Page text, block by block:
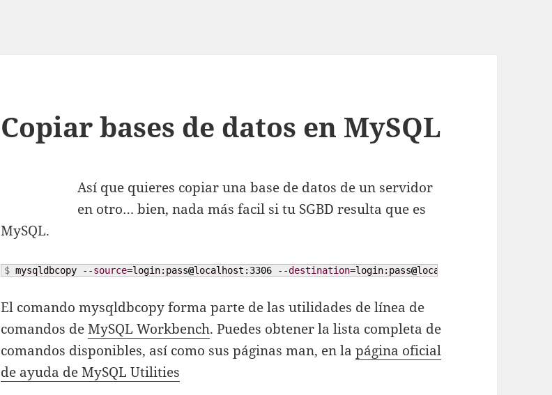
Copiar bases de datos en MySQL
Así que quieres copiar una base de datos de un servidor
en otro… bien, nada más facil si tu SGBD resulta que es
MySQL.
$ mysqldbcopy --source=login:pass@localhost: 3306 --destination=login:pass@localhost:
El comando mysqldbcopy forma parte de las utilidades de línea de
comandos deMySQL Workbench. Puedes obtener la lista completa de
comandos disponibles, así como sus páginas man, en lapágina oficial
de ayuda de MySQL Utilities